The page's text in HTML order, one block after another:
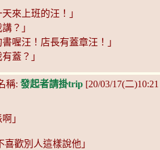
來上班的汪！」
？」
書喔汪！店長有蓋章汪！」
蓋？」
稱: 發起者請掛trip [20/03/17(二
」
喜歡別人這樣說他」